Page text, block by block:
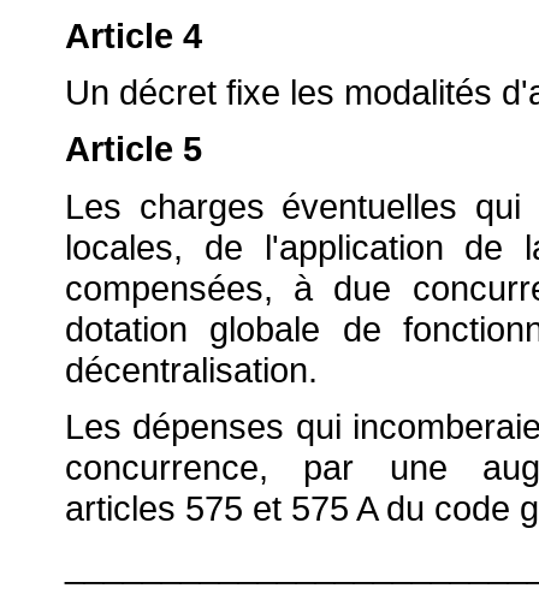
Article 4
Un décret fixe les modalités
Article 5
Les charges éventuelles
locales, de l'application de
compensées, à due
dotation globale de
décentralisation.
Les dépenses qui
concurrence, par une
articles 575 et 575 A du code